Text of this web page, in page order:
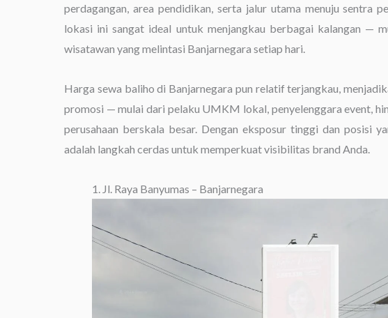
perdagangan, area pendidikan, serta jalur utama menuju sentra
lokasi ini sangat ideal untuk menjangkau berbagai kalangan —
wisatawan yang melintasi Banjarnegara setiap hari.
Harga sewa baliho di Banjarnegara pun relatif terjangkau,
promosi — mulai dari pelaku UMKM lokal, penyelenggara event,
perusahaan berskala besar. Dengan eksposur tinggi dan posisi
adalah langkah cerdas untuk memperkuat visibilitas brand Anda.
1. Jl. Raya Banyumas – Banjarnegara